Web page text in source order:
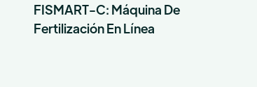
FISMART-C: Máquina De
Fertilización En Línea